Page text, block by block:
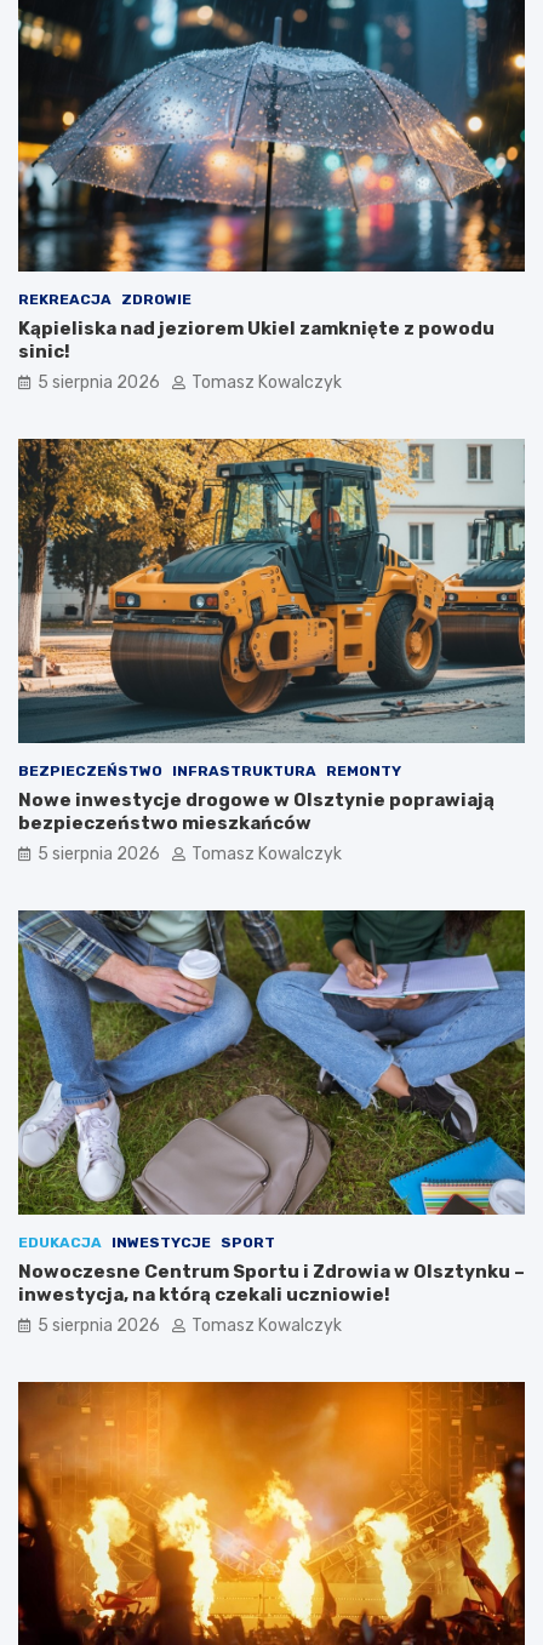
REKREACJA ZDROWIE
Kąpieliska nad jeziorem Ukiel zamknięte z powodu
sinic!
5 sierpnia 2026 Tomasz Kowalczyk
BEZPIECZEŃSTWO INFRASTRUKTURA REMONTY
Nowe inwestycje drogowe w Olsztynie poprawiają
bezpieczeństwo mieszkańców
5 sierpnia 2026 Tomasz Kowalczyk
EDUKACJA INWESTYCJE SPORT
Nowoczesne Centrum Sportu i Zdrowia w Olsztynku –
inwestycja, na którą czekali uczniowie!
5 sierpnia 2026 Tomasz Kowalczyk